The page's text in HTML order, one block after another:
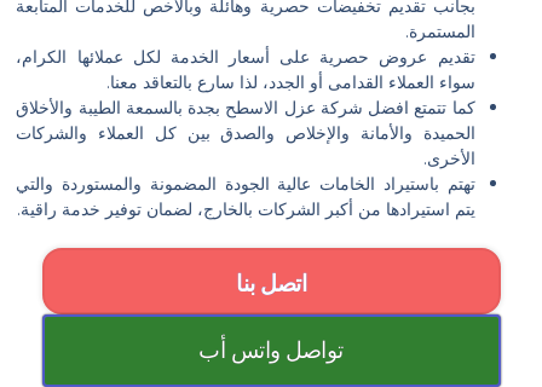
بجانب تقديم تخفيضات حصرية وهائلة وبالأخص للخدمات المتابعة
المستمرة.
تقديم عروض حصرية على أسعار الخدمة لكل عملائها الكرام،
سواء العملاء القدامى أو الجدد، لذا سارع بالتعاقد معنا.
كما تتمتع افضل شركة عزل الاسطح بجدة بالسمعة الطيبة والأخلاق
الحميدة والأمانة والإخلاص والصدق بين كل العملاء والشركات
الأخرى.
تهتم باستيراد الخامات عالية الجودة المضمونة والمستوردة والتي
يتم استيرادها من أكبر الشركات بالخارج، لضمان توفير خدمة راقية.
اتصل بنا
تواصل واتس أب